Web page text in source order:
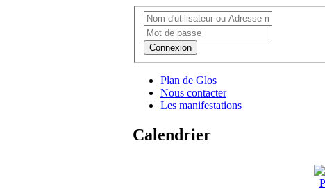
Connexion
Plan de Glos
Nous contacter
Les manifestations
Calendrier